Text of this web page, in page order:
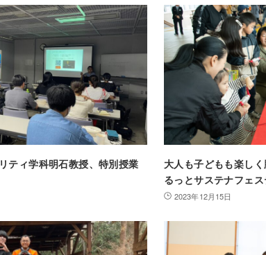
ティ学科明石教授、特別授業
大人も子どもも楽し
るっとサステナフェ
2023年12月15日